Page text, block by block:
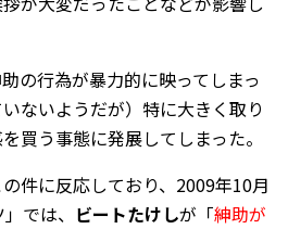
の行為が暴力的に映ってしまっ
ないようだが）特に大きく取り
買う事態に発展してしまった。
件に反応しており、2009年10月
では、 ビートたけしが「紳助が